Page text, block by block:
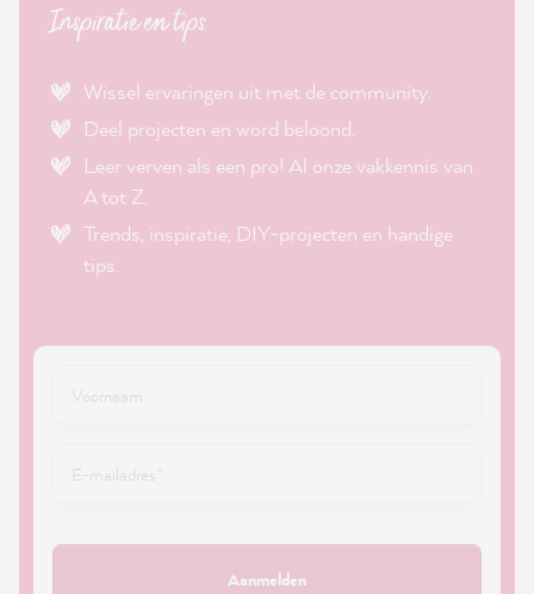
Inspiratie en tips
Wissel ervaringen uit met de community.
Deel projecten en word beloond.
Leer verven als een pro! Al onze vakkennis van
A tot Z.
Trends, inspiratie, DIY-projecten en handige
tips.
Aanmelden